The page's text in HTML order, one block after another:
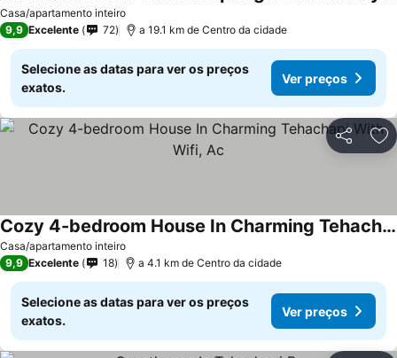
Casa/apartamento inteiro
Ver preços
9,9 Excelente 72 a 19.1 km de Centro da cidade
Selecione as datas para ver os preços
exatos.
Ver preços
Partilhar
Casa/apartamento inteiro
Cozy 4-bedroom House In Charming Tehachapi With Wifi, Ac
Ver preços
9,9 Excelente 18 a 4.1 km de Centro da cidade
Selecione as datas para ver os preços
exatos.
Ver preços